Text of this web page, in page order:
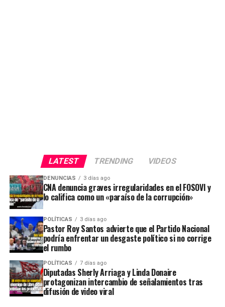
LATEST TRENDING VIDEOS
DENUNCIAS 3 días ago
CNA denuncia graves irregularidades en el FOSOVI y
lo califica como un «paraíso de la corrupción»
POLÍTICAS 3 días ago
Pastor Roy Santos advierte que el Partido Nacional
podría enfrentar un desgaste político si no corrige
el rumbo
POLÍTICAS 7 días ago
Diputadas Sherly Arriaga y Linda Donaire
protagonizan intercambio de señalamientos tras
difusión de video viral